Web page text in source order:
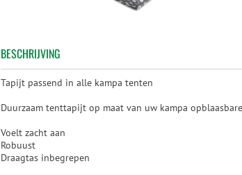
BESCHRIJVING
Tapijt passend in alle kampa tenten
Duurzaam tenttapijt op maat van uw kampa
Voelt zacht aan
Robuust
Draagtas inbegrepen